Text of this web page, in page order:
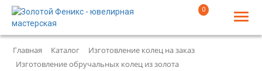
0
Главная Каталог
Изготовление колец на заказ
Изготовление обручальных колец из золота